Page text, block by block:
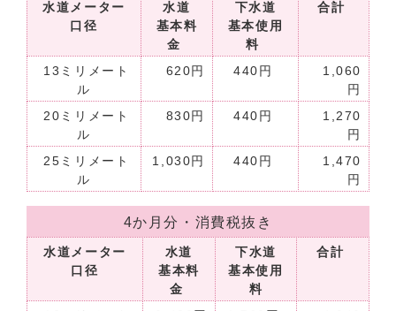
水道メーター
口径
水道
基本料
金
下水道
基本使用
料
合計
13ミリメート
ル
620円 440円
1,060
円
20ミリメート
ル
830円 440円
1,270
円
25ミリメート
ル
1,030円 440円
1,470
円
4か月分・消費税抜き
水道メーター
口径
水道
基本料
金
下水道
基本使用
料
合計